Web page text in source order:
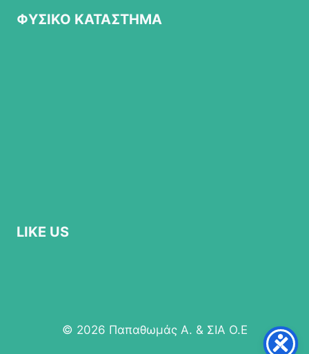
ΦΥΣΙΚΟ ΚΑΤΑΣΤΗΜΑ
LIKE US
© 2026 Παπαθωμάς Α. & ΣΙΑ Ο.Ε